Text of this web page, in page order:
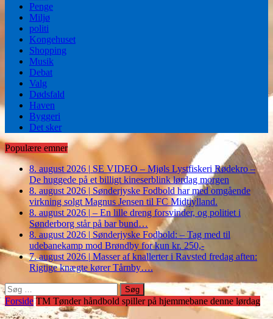
Penge
Miljø
politi
Kongehuset
Shopping
Musik
Debat
Valg
Dødsfald
Haven
Byggeri
Det sker
Populære emner
8. august 2026 | SE VIDEO – Mjøls Lystfiskeri Rødekro –
De huggede på et billigt kineserblink lørdag morgen
8. august 2026 | Sønderjyske Fodbold har med omgående
virkning solgt Magnus Jensen til FC Midtjylland.
8. august 2026 | – En lille dreng forsvinder, og politiet i
Sønderborg står på bar bund…
8. august 2026 | Sønderjyske Fodbold: – Tag med til
udebanekamp mod Brøndby for kun kr. 250,-
7. august 2026 | Masser af knallerter i Ravsted fredag aften:
Rigtige knægte kører Tårnby….
Søg
efter:
Forside TM Tønder håndbold spiller på hjemmebane denne lørdag